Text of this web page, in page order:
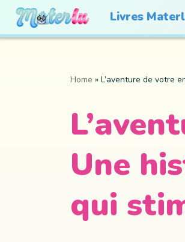
Livres
Home » L’aventure de votre
Une
qui